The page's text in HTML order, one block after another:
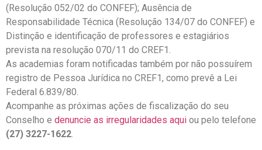
(Resolução 052/02 do CONFEF); Ausência de
Responsabilidade Técnica (Resolução 134/07 do CONFEF) e
Distinção e identificação de professores e estagiários
prevista na resolução 070/11 do CREF1.
As academias foram notificadas também por não possuírem
registro de Pessoa Jurídica no CREF1, como prevê a Lei
Federal 6.839/80.
Acompanhe as próximas ações de fiscalização do seu
Conselho e denuncie as irregularidades aqui ou pelo telefone
(27) 3227-1622.